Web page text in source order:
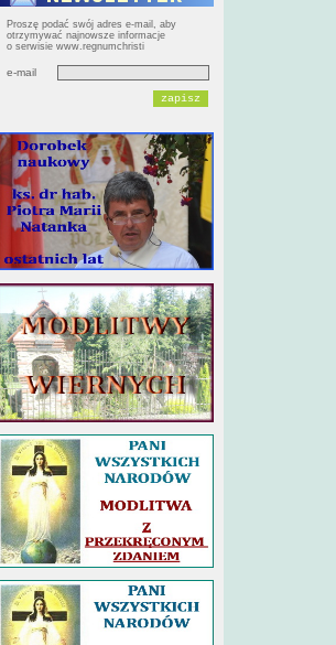
Proszę podać swój adres e-mail, aby
otrzymywać najnowsze informacje
o serwisie www.regnumchristi
e-mail